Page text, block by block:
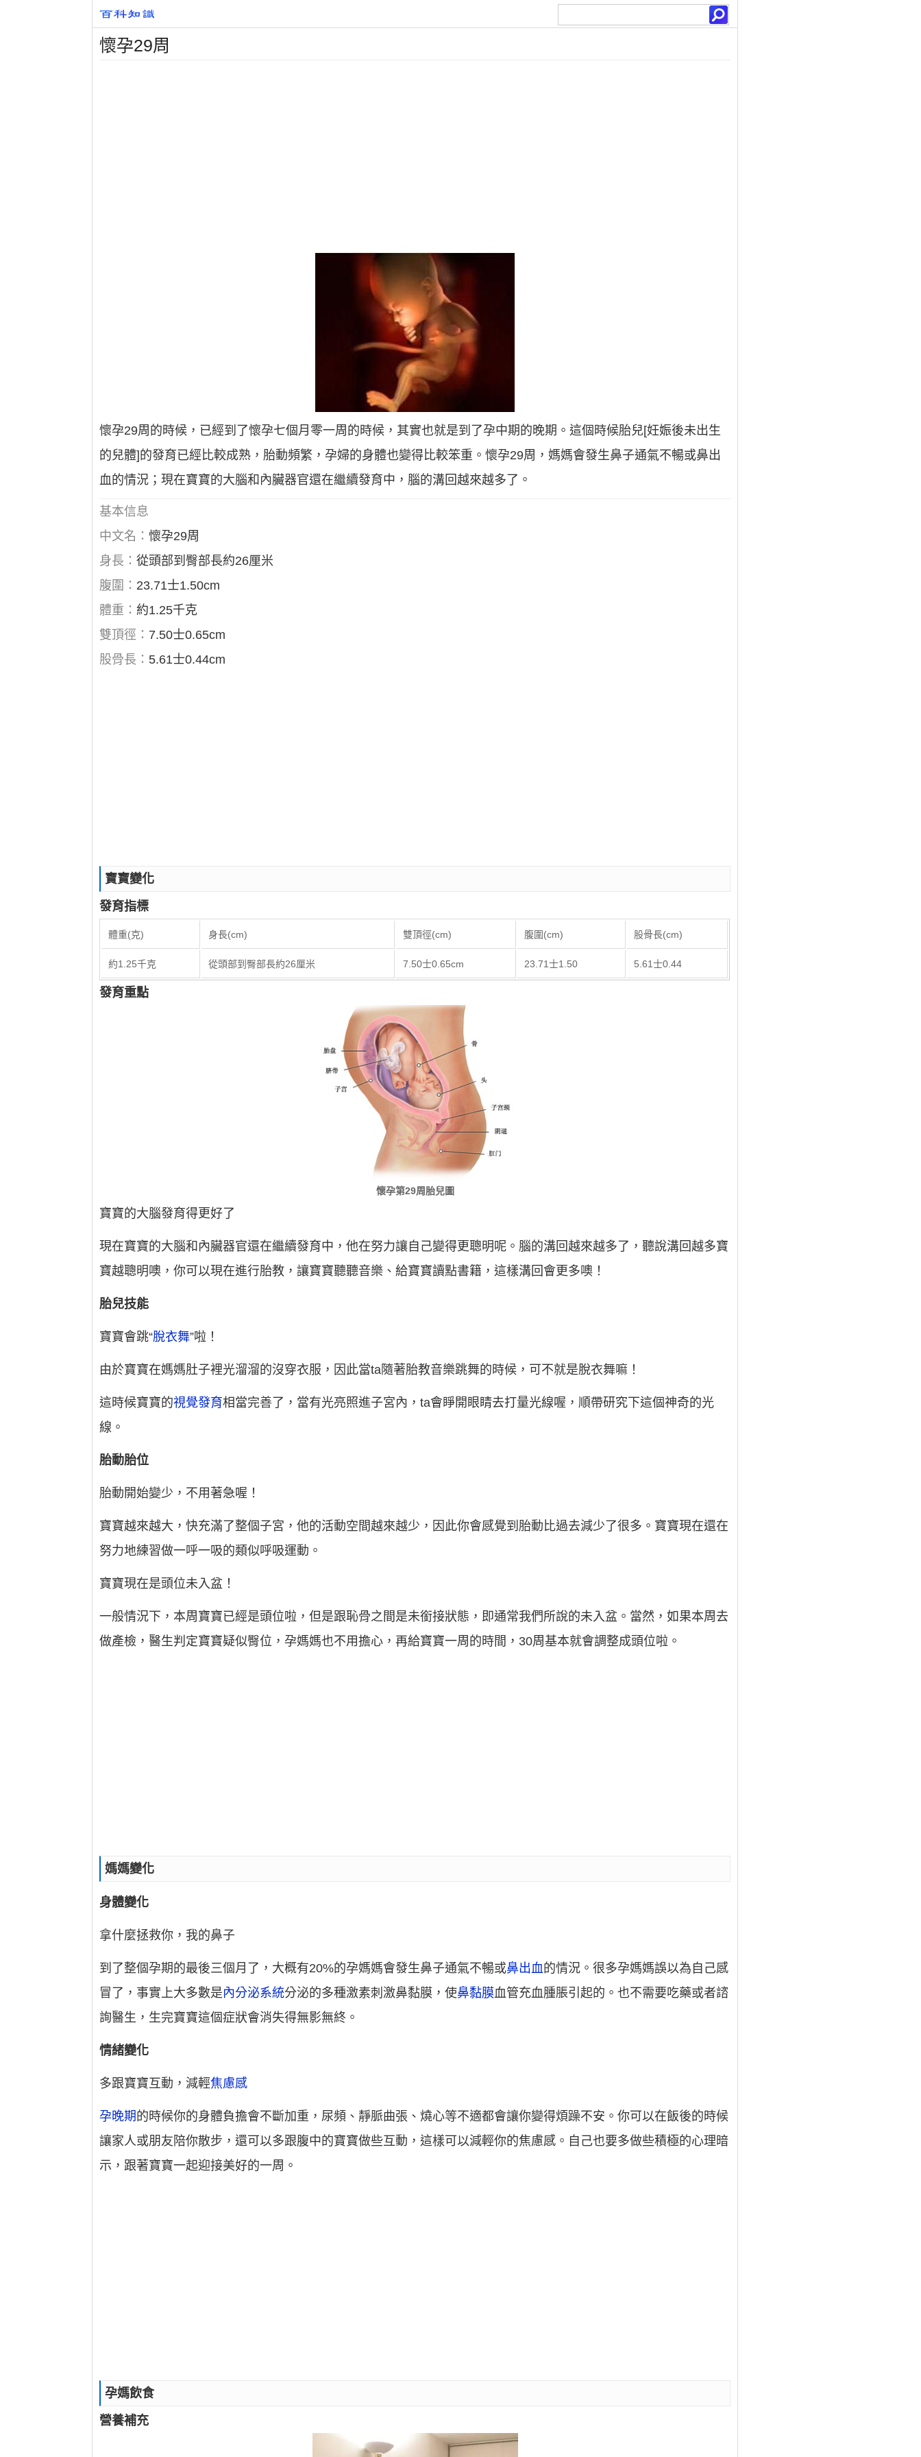
懷孕29周
懷孕29周的時候，已經到了懷孕七個月零一周的時候，其實也就是到了孕中期的晚期。這個時候胎兒[妊娠後未出生
的兒體]的發育已經比較成熟，胎動頻繁，孕婦的身體也變得比較笨重。懷孕29周，媽媽會發生鼻子通氣不暢或鼻出
血的情況；現在寶寶的大腦和內臟器官還在繼續發育中，腦的溝回越來越多了。
基本信息
中文名：懷孕29周
身長：從頭部到臀部長約26厘米
腹圍： 23.71士1.50cm
體重： 約1.25千克
雙頂徑： 7.50士0.65cm
股骨長： 5.61士0.44cm
寶寶變化
發育指標
體重(克)​ ​身長(cm) ​雙頂徑(cm) 腹圍(cm)​ 股骨長(cm)​
​約1.25千克 ​從頭部到臀部長約26厘米 ​7.50士0.65cm 23.71士1.50​ ​5.61士0.44
發育重點
懷孕第29周胎兒圖
寶寶的大腦發育得更好了
現在寶寶的大腦和內臟器官還在繼續發育中，他在努力讓自己變得更聰明呢。腦的溝回越來越多了，聽說溝回越多寶
寶越聰明噢，你可以現在進行胎教，讓寶寶聽聽音樂、給寶寶讀點書籍，這樣溝回會更多噢！
胎兒技能
寶寶會跳“脫衣舞”啦！
由於寶寶在媽媽肚子裡光溜溜的沒穿衣服，因此當ta隨著胎教音樂跳舞的時候，可不就是脫衣舞嘛！
這時候寶寶的視覺發育相當完善了，當有光亮照進子宮內，ta會睜開眼睛去打量光線喔，順帶研究下這個神奇的光
線。
胎動胎位
胎動開始變少，不用著急喔！
寶寶越來越大，快充滿了整個子宮，他的活動空間越來越少，因此你會感覺到胎動比過去減少了很多。寶寶現在還在
努力地練習做一呼一吸的類似呼吸運動。
寶寶現在是頭位未入盆！
一般情況下，本周寶寶已經是頭位啦，但是跟恥骨之間是未銜接狀態，即通常我們所說的未入盆。當然，如果本周去
做產檢，醫生判定寶寶疑似臀位，孕媽媽也不用擔心，再給寶寶一周的時間，30周基本就會調整成頭位啦。
媽媽變化
身體變化
拿什麼拯救你，我的鼻子
到了整個孕期的最後三個月了，大概有20%的孕媽媽會發生鼻子通氣不暢或鼻出血的情況。很多孕媽媽誤以為自己感
冒了，事實上大多數是內分泌系統分泌的多種激素刺激鼻黏膜，使鼻黏膜血管充血腫脹引起的。也不需要吃藥或者諮
詢醫生，生完寶寶這個症狀會消失得無影無終。
情緒變化
多跟寶寶互動，減輕焦慮感
孕晚期 的時候你的身體負擔會不斷加重，尿頻、靜脈曲張、燒心等不適都會讓你變得煩躁不安。你可以在飯後的時候
讓家人或朋友陪你散步，還可以多跟腹中的寶寶做些互動，這樣可以減輕你的焦慮感。自己也要多做些積極的心理暗
示，跟著寶寶一起迎接美好的一周。
孕媽飲食
營養補充